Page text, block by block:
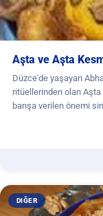
Aşta ve Aşta
Düzce'de yaşayan
ritüellerinden olan
barışa verilen önemi
DIĞER